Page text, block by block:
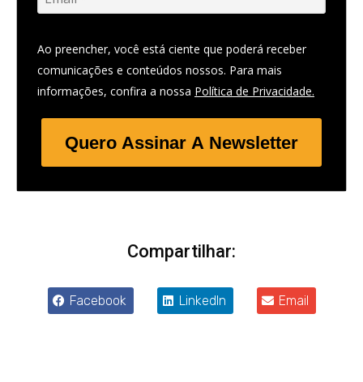
Ao preencher, você está ciente que poderá receber
comunicações e conteúdos nossos. Para mais
informações, confira a nossa Política de Privacidade.
Quero Assinar A Newsletter
Compartilhar:
Facebook LinkedIn Email